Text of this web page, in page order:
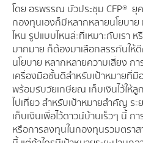
โดย อรพรรณ บัวประชุม CFP®
กองทุนเองก็มีหลากหลายนโยบา
ไหน รูปแบบไหนล่ะที่เหมาะกับเรา
มากมาย ก็ต้องมาเลือกสรรกันให้
นโยบาย หลากหลายความเสี่ยง ก
เครื่องมือชั้นดีสำหรับเป้าหมายที่มี
พร้อมรับวัยเกษียณ เก็บเงินไว้ให้ลู
ไปเที่ยว สำหรับเป้าหมายสำคัญ ร
เก็บเงินเพื่อไว้ดาวน์บ้านเร็วๆ นี้
หรือการลงทุนในกองทุนรวมตราส